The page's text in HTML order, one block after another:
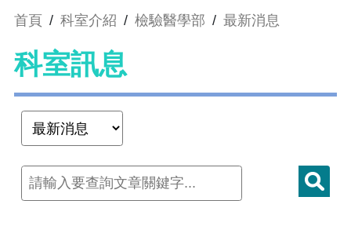
首頁 / 科室介紹 / 檢驗醫學部 / 最新消息
科室訊息